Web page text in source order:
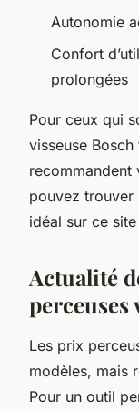
Autonomie
Confort
prolongées
Pour ceux qui
visseuse
recommandent
pouvez trouver
idéal sur ce
Actualité
perceuses
Les prix
modèles, mais
Pour un outil